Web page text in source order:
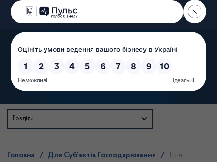
Пошук
Розділи
Головна / Для Суб’єктів Господарювання /
Для